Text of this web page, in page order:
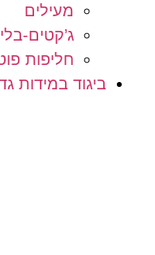
מעילים
ג’קטים-
חליפות פוטר-
ביגוד במידות גדולות 42-62